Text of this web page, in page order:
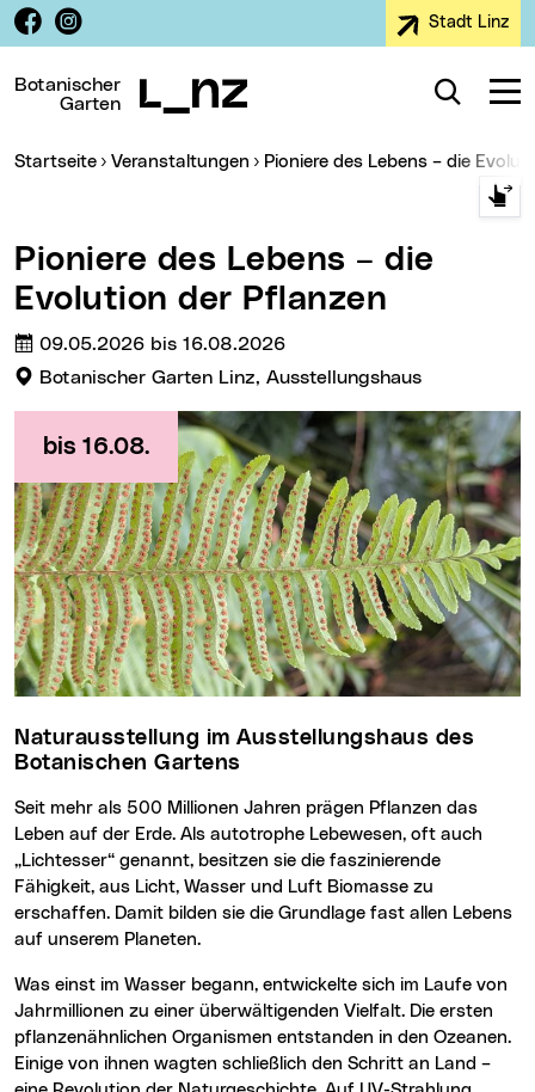
Zur Navigation
Zum Inhalt
Zur Suche
Facebook
Instagram Stadt Linz
Botanischer
Garten
Suche
Sie sind hier:
Startseite Veranstaltungen Pioniere des Lebens – die
Pioniere des Lebens – die
Evolution der Pflanzen
Termin:
09.05.2026 bis 16.08.2026
Veranstaltungsort:
Botanischer Garten Linz, Ausstellungshaus
bis 16.08.
Naturausstellung im Ausstellungshaus des
Botanischen Gartens
Seit mehr als 500 Millionen Jahren prägen Pflanzen das
Leben auf der Erde. Als autotrophe Lebewesen, oft auch
„Lichtesser“ genannt, besitzen sie die faszinierende
Fähigkeit, aus Licht, Wasser und Luft Biomasse zu
erschaffen. Damit bilden sie die Grundlage fast allen Lebens
auf unserem Planeten.
Was einst im Wasser begann, entwickelte sich im Laufe von
Jahrmillionen zu einer überwältigenden Vielfalt. Die ersten
pflanzenähnlichen Organismen entstanden in den Ozeanen.
Einige von ihnen wagten schließlich den Schritt an Land –